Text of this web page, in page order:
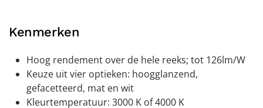
Kenmerken
Hoog rendement over de hele reeks; tot 126lm/W
Keuze uit vier optieken: hoogglanzend,
gefacetteerd, mat en wit
Kleurtemperatuur: 3000 K of 4000 K